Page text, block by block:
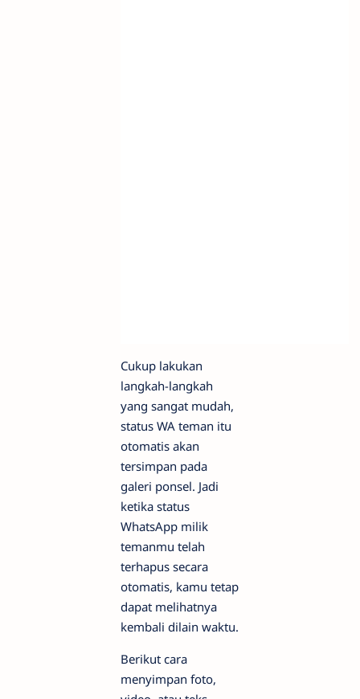
Cukup lakukan
langkah-langkah
yang sangat mudah,
status WA teman itu
otomatis akan
tersimpan pada
galeri ponsel. Jadi
ketika status
WhatsApp milik
temanmu telah
terhapus secara
otomatis, kamu tetap
dapat melihatnya
kembali dilain waktu.
Berikut cara
menyimpan foto,